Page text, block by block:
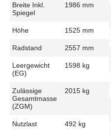
Breite Inkl.
Spiegel
1986 mm
Höhe 1525 mm
Radstand 2557 mm
Leergewicht
(EG)
1598 kg
Zulässige
Gesamtmasse
(zGM)
2015 kg
Nutzlast 492 kg